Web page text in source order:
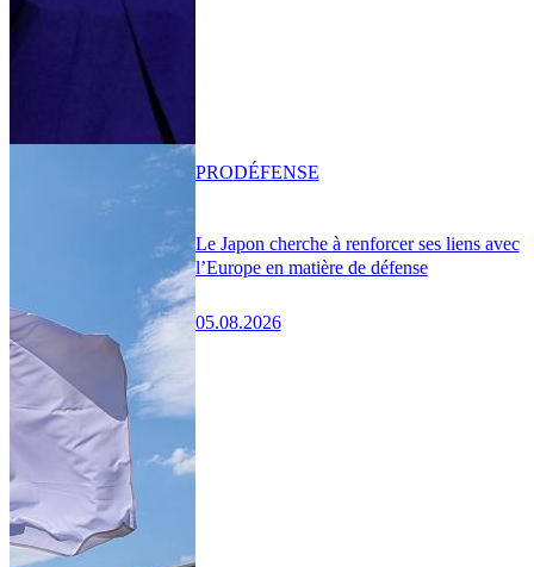
Le Japon cherche à renforcer ses liens avec
l’Europe en matière de défense
05.08.2026
PRODÉFENSE